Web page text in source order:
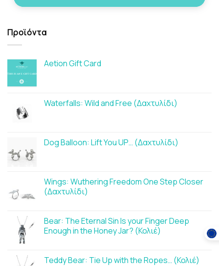
Προϊόντα
Aetion Gift Card
Waterfalls: Wild and Free (Δαχτυλίδι)
Dog Balloon: Lift You UP… (Δαχτυλίδι)
Wings: Wuthering Freedom One Step Closer
(Δαχτυλίδι)
Bear: The Eternal Sin Is your Finger Deep
Enough in the Honey Jar? (Κολιέ)
Teddy Bear: Tie Up with the Ropes… (Κολιέ)